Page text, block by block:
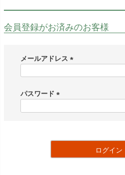
会員登録がお済みのお客様
メールアドレス
)
パスワード
ログイン